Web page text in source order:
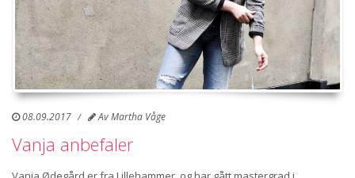
08.09.2017 AvMartha Våge
Vanja anbefaler